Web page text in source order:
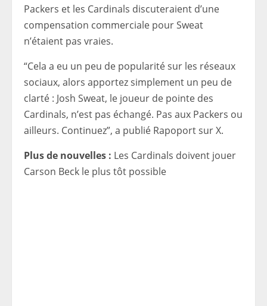
Packers et les Cardinals discuteraient d’une
compensation commerciale pour Sweat
n’étaient pas vraies.
“Cela a eu un peu de popularité sur les réseaux
sociaux, alors apportez simplement un peu de
clarté : Josh Sweat, le joueur de pointe des
Cardinals, n’est pas échangé. Pas aux Packers ou
ailleurs. Continuez”, a publié Rapoport sur X.
Plus de nouvelles : Les Cardinals doivent jouer
Carson Beck le plus tôt possible